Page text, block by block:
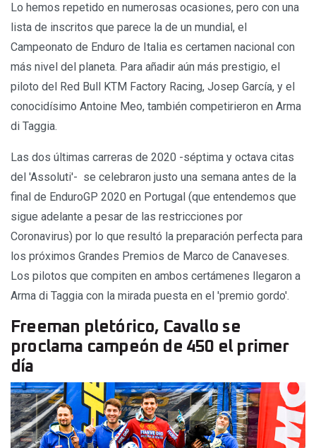
Lo hemos repetido en numerosas ocasiones, pero con una
lista de inscritos que parece la de un mundial, el
Campeonato de Enduro de Italia es certamen nacional con
más nivel del planeta. Para añadir aún más prestigio, el
piloto del Red Bull KTM Factory Racing, Josep García, y el
conocidísimo Antoine Meo, también competirieron en Arma
di Taggia.
Las dos últimas carreras de 2020 -séptima y octava citas
del 'Assoluti'- se celebraron justo una semana antes de la
final de EnduroGP 2020 en Portugal (que entendemos que
sigue adelante a pesar de las restricciones por
Coronavirus) por lo que resultó la preparación perfecta para
los próximos Grandes Premios de Marco de Canaveses.
Los pilotos que compiten en ambos certámenes llegaron a
Arma di Taggia con la mirada puesta en el 'premio gordo'.
Freeman pletórico, Cavallo se
proclama campeón de 450 el primer
día